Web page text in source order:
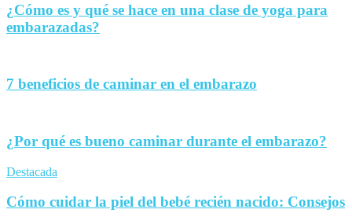
¿Cómo es y qué se hace en una clase de yoga para
embarazadas?
7 beneficios de caminar en el embarazo
¿Por qué es bueno caminar durante el embarazo?
Destacada
Cómo cuidar la piel del bebé recién nacido: Consejos